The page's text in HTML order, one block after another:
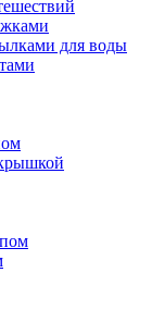
для воды